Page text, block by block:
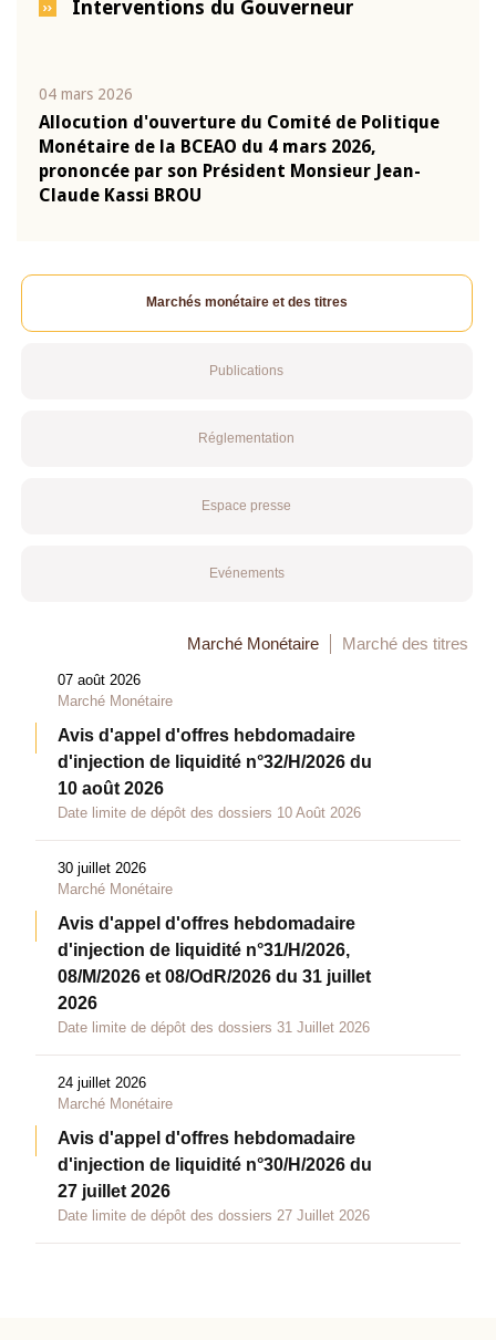
Interventions du Gouverneur
04 mars 2026
Allocution d'ouverture du Comité de Politique
Monétaire de la BCEAO du 4 mars 2026,
prononcée par son Président Monsieur Jean-
Claude Kassi BROU
Marchés monétaire et des titres
Publications
Réglementation
Espace presse
Evénements
Marché Monétaire Marché des titres
07 août 2026
Marché Monétaire
Avis d'appel d'offres hebdomadaire
d'injection de liquidité n°32/H/2026 du
10 août 2026
Date limite de dépôt des dossiers 10 Août 2026
30 juillet 2026
Marché Monétaire
Avis d'appel d'offres hebdomadaire
d'injection de liquidité n°31/H/2026,
08/M/2026 et 08/OdR/2026 du 31 juillet
2026
Date limite de dépôt des dossiers 31 Juillet 2026
24 juillet 2026
Marché Monétaire
Avis d'appel d'offres hebdomadaire
d'injection de liquidité n°30/H/2026 du
27 juillet 2026
Date limite de dépôt des dossiers 27 Juillet 2026